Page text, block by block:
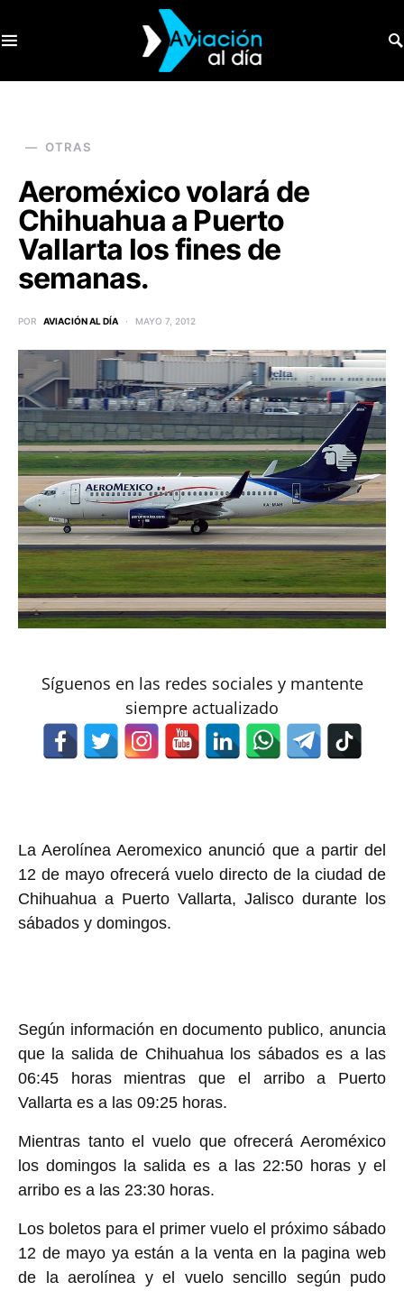
OTRAS
Aeroméxico volará de
Chihuahua a Puerto
Vallarta los fines de
semanas.
POR AVIACIÓN AL DÍA MAYO 7, 2012
Síguenos en las redes sociales y mantente
siempre actualizado
La Aerolínea Aeromexico anunció que a partir del
12 de mayo ofrecerá vuelo directo de la ciudad de
Chihuahua a Puerto Vallarta, Jalisco durante los
sábados y domingos.
Según información en documento publico, anuncia
que la salida de Chihuahua los sábados es a las
06:45 horas mientras que el arribo a Puerto
Vallarta es a las 09:25 horas.
Mientras tanto el vuelo que ofrecerá Aeroméxico
los domingos la salida es a las 22:50 horas y el
arribo es a las 23:30 horas.
Los boletos para el primer vuelo el próximo sábado
12 de mayo ya están a la venta en la pagina web
de la aerolínea y el vuelo sencillo según pudo